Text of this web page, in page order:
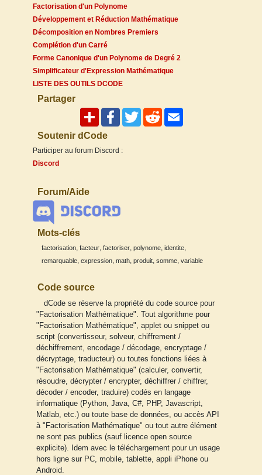
Factorisation d'un Polynome
Développement et Réduction Mathématique
Décomposition en Nombres Premiers
Complétion d'un Carré
Forme Canonique d'un Polynome de Degré 2
Simplificateur d'Expression Mathématique
LISTE DES OUTILS DCODE
Partager
Soutenir dCode
Participer au forum Discord :
Discord
Forum/Aide
Mots-clés
factorisation, facteur, factoriser, polynome, identite,
remarquable, expression, math, produit, somme, variable
Code source
dCode se réserve la propriété du code source pour
"Factorisation Mathématique". Tout algorithme pour
"Factorisation Mathématique", applet ou snippet ou
script (convertisseur, solveur, chiffrement /
déchiffrement, encodage / décodage, encryptage /
décryptage, traducteur) ou toutes fonctions liées à
"Factorisation Mathématique" (calculer, convertir,
résoudre, décrypter / encrypter, déchiffrer / chiffrer,
décoder / encoder, traduire) codés en langage
informatique (Python, Java, C#, PHP, Javascript,
Matlab, etc.) ou toute base de données, ou accès API
à "Factorisation Mathématique" ou tout autre élément
ne sont pas publics (sauf licence open source
explicite). Idem avec le téléchargement pour un usage
hors ligne sur PC, mobile, tablette, appli iPhone ou
Android.